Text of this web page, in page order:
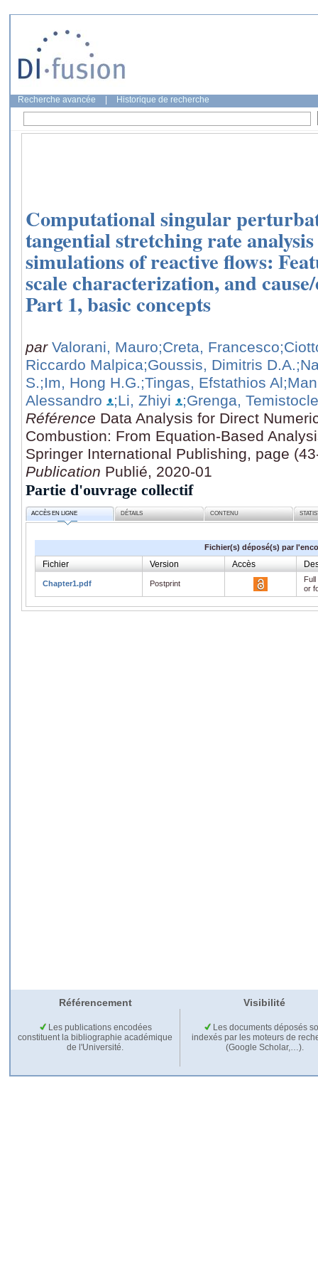
Recherche avancée Historique de recherche
Computational singular
tangential stretching rate
simulations of reactive flows:
scale characterization, and
Part 1, basic concepts
par Valorani, Mauro;Creta, Francesco
Riccardo Malpica;Goussis, Dimitris D.A.
S.;Im, Hong H.G.;Tingas, Efstathios Al
Alessandro
;Li, Zhiyi
;Grenga, Temistocle
Référence Data Analysis for Direct
Combustion: From Equation-Based
Springer International Publishing, page
Publication Publié, 2020-01
Partie d'ouvrage collectif
ACCÈS EN LIGNE DÉTAILS CONTENU
Fichier(s) déposé(s) par
Fichier Version Accès
Chapter1.pdf Postprint
or
Référencement Visibilité
Les publications encodées
constituent la bibliographie académique
de l'Université.
Les documents déposés
indexés par les moteurs de
(Google Scholar,…).